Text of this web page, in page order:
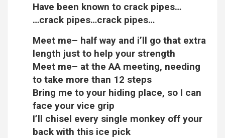
Have been known to crack pipes…
…crack pipes…crack pipes…
Meet me– half way and i’ll go that extra
length just to help your strength
Meet me– at the AA meeting, needing
to take more than 12 steps
Bring me to your hiding place, so I can
face your vice grip
I’ll chisel every single monkey off your
back with this ice pick